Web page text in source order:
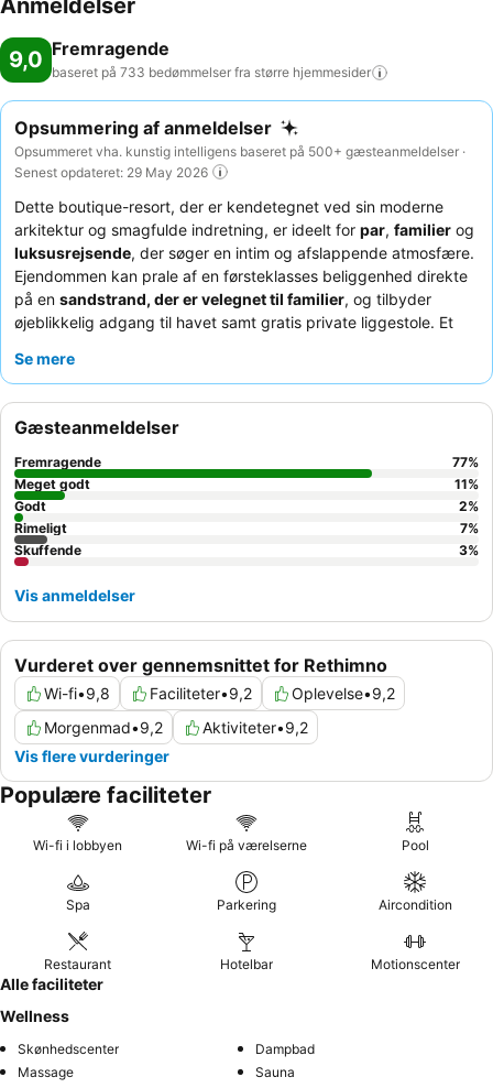
Anmeldelser
9,0 Fremragende
baseret på 733 bedømmelser fra større hjemmesider
Opsummering af anmeldelser
Opsummeret vha. kunstig intelligens baseret på 500+ gæsteanmeldelser ·
Senest opdateret: 29 May 2026
Dette boutique-resort, der er kendetegnet ved sin moderne
arkitektur og smagfulde indretning, er ideelt for par, familier og
luksusrejsende, der søger en intim og afslappende atmosfære.
Ejendommen kan prale af en førsteklasses beliggenhed direkte
på en sandstrand, der er velegnet til familier, og tilbyder
øjeblikkelig adgang til havet samt gratis private liggestole. Et
byder på fantastisk udsigt. Gæsterne roser konsekvent det
pandekagestation. For en unik oplevelse kan du overveje at
nyde en aften i hotellets
Se mere
Vurderet over gennemsnittet for Rethimno
Wi-fi•9,8 Faciliteter•9,2 Oplevelse•9,2
Morgenmad•9,2 Aktiviteter•9,2
Vis flere vurderinger
Gæsteanmeldelser
Fremragende 77%
Meget godt
11%
Godt
2%
Rimeligt
7%
Skuffende
3%
Vis anmeldelser
Populære faciliteter
Wi-fi i lobbyen Wi-fi på værelserne Pool
Spa Parkering Aircondition
Restaurant Hotelbar Motionscenter
Alle faciliteter
Wellness
Skønhedscenter
Dampbad
Massage
Sauna